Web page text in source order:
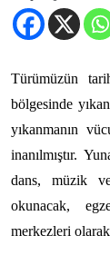
Türümüzün
bölgesinde
yıkanmanın
inanılmıştır.
dans, müzik
okunacak,
merkezleri